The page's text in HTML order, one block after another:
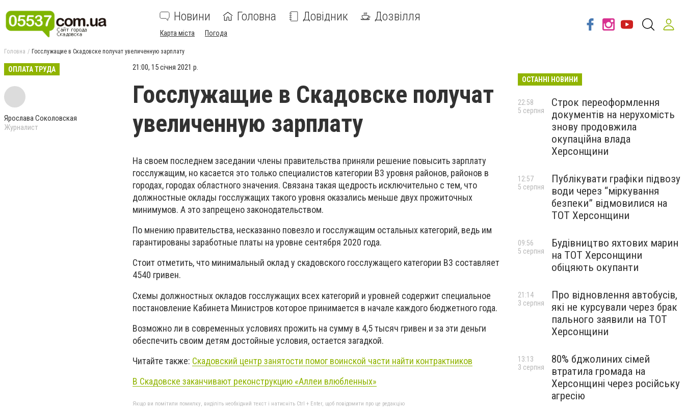
Новини Головна Довідник Дозвілля
Карта міста Погода
Головна Госслужащие в Скадовске получат увеличенную зарплату
ОПЛАТА ТРУДА
Ярослава Соколовская
Журналист
21:00, 15 січня 2021 р.
Госслужащие в Скадовске получат
увеличенную зарплату
На своем последнем заседании члены правительства приняли решение повысить зарплату
госслужащим, но касается это только специалистов категории В3 уровня районов, районов в
городах, городах областного значения. Связана такая щедрость исключительно с тем, что
должностные оклады госслужащих такого уровня оказались меньше двух прожиточных
минимумов. А это запрещено законодательством.
По мнению правительства, несказанно повезло и госслужащим остальных категорий, ведь им
гарантированы заработные платы на уровне сентября 2020 года.
Стоит отметить, что минимальный оклад у скадовского госслужащего категории В3 составляет
4540 гривен.
Схемы должностных окладов госслужащих всех категорий и уровней содержит специальное
постановление Кабинета Министров которое принимается в начале каждого бюджетного года.
Возможно ли в современных условиях прожить на сумму в 4,5 тысяч гривен и за эти деньги
обеспечить своим детям достойные условия, остается загадкой.
Читайте также: Скадовский центр занятости помог воинской части найти контрактников
В Скадовске заканчивают реконструкцию «Аллеи влюбленных»
Якщо ви помітили помилку, виділіть необхідний текст і натисніть Ctrl + Enter, щоб повідомити про це редакцію
ОСТАННІ НОВИНИ
Строк переоформлення
документів на нерухомість
знову продовжила
окупаційна влада
Херсонщини
22:58
5 серпня
Публікувати графіки підвозу
води через “міркування
безпеки” відмовилися на
ТОТ Херсонщини
12:57
5 серпня
Будівництво яхтових марин
на ТОТ Херсонщини
обіцяють окупанти
09:56
5 серпня
Про відновлення автобусів,
які не курсували через брак
пального заявили на ТОТ
Херсонщини
21:14
3 серпня
80% бджолиних сімей
втратила громада на
Херсонщині через російську
агресію
13:13
3 серпня